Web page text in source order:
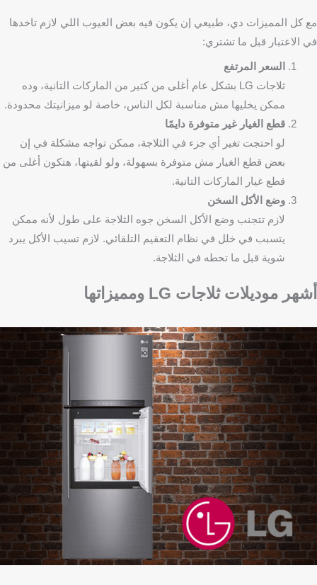
مع كل المميزات دي، طبيعي إن يكون فيه بعض العيوب اللي لازم تاخدها
في الاعتبار قبل ما تشتري:
السعر المرتفع
ثلاجات LG بشكل عام أغلى من كتير من الماركات التانية، وده
ممكن يخليها مش مناسبة لكل الناس، خاصة لو ميزانيتك محدودة.
قطع الغيار غير متوفرة دايمًا
لو احتجت تغير أي جزء في الثلاجة، ممكن تواجه مشكلة في إن
بعض قطع الغيار مش متوفرة بسهولة، ولو لقيتها، هتكون أغلى من
قطع غيار الماركات التانية.
وضع الأكل السخن
لازم تتجنب وضع الأكل السخن جوه الثلاجة على طول لأنه ممكن
يتسبب في خلل في نظام التعقيم التلقائي. لازم تسيب الأكل يبرد
شوية قبل ما تحطه في الثلاجة.
أشهر موديلات ثلاجات LG ومميزاتها